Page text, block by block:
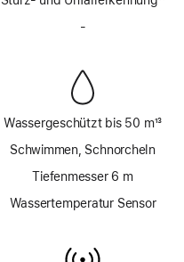
-
Wassergeschützt bis 50 m
Fußnote
13
Schwimmen, Schnorcheln
Tiefenmesser 6 m
Wassertemperatur Sensor